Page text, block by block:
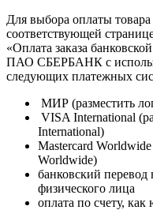
Для выбора оплаты
соответствующей
«Оплата заказа
ПАО СБЕРБАНК с
следующих платежных
МИР (разместить
VISA International
International)
Mastercard
Worldwide)
банковский перевод
физического лица
оплата по счету,